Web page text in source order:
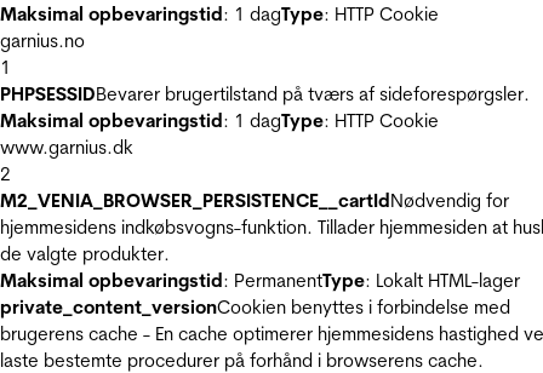
Maksimal opbevaringstid: 1 dagType: HTTP Cookie
garnius.no
1
PHPSESSIDBevarer brugertilstand på tværs af sideforespørgsler.
Maksimal opbevaringstid: 1 dagType: HTTP Cookie
www.garnius.dk
2
M2_VENIA_BROWSER_PERSISTENCE__cartIdNødvendig for
hjemmesidens indkøbsvogns-funktion. Tillader hjemmesiden at
de valgte produkter.
Maksimal opbevaringstid: PermanentType: Lokalt HTML-lager
private_content_versionCookien benyttes i forbindelse med
brugerens cache - En cache optimerer hjemmesidens hastighed
laste bestemte procedurer på forhånd i browserens cache.